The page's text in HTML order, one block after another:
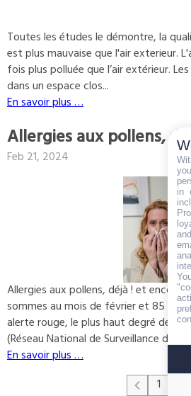
Toutes les études le démontre, la
est plus mauvaise que l'air exterieur.
fois plus polluée que l’air extérieur.
dans un espace clos...
En savoir plus …
Allergies aux pollens,
Feb 21, 2024
Allergies aux pollens, déjà ! et encore !
sommes au mois de février et 85
alerte rouge, le plus haut degré de
(Réseau National de Surveillance de
En savoir plus …
1
in